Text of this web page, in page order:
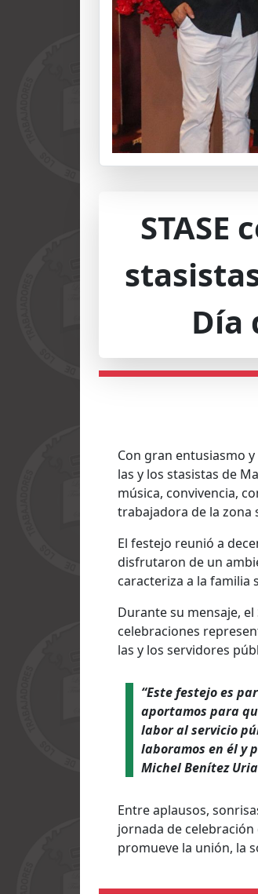
Día
Con gran entusiasmo y
las y los stasistas de
música, convivencia,
trabajadora de la zona
El festejo reunió a
disfrutaron de un
caracteriza a la familia
Durante su mensaje,
celebraciones
las y los servidores
“Este festejo es
aportamos para
labor al servicio
laboramos en él y
Michel Benítez
Entre aplausos,
jornada de
promueve la unión, la